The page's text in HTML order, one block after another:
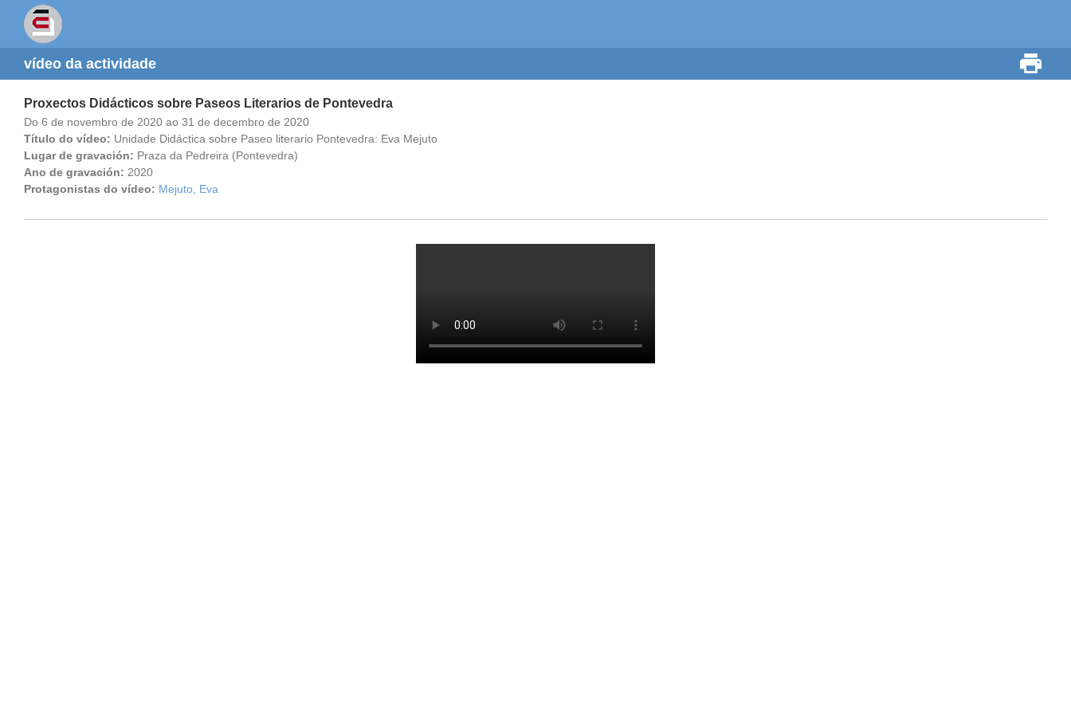
vídeo da actividade
Proxectos Didácticos sobre Paseos Literarios de Pontevedra
Do 6 de novembro de 2020 ao 31 de decembro de 2020
Título do vídeo: Unidade Didáctica sobre Paseo literario Pontevedra: Eva Mejuto
Lugar de gravación: Praza da Pedreira (Pontevedra)
Ano de gravación: 2020
Protagonistas do vídeo: Mejuto, Eva